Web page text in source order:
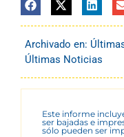
Archivado en:
Últimas Noticias
Este informe
ser bajadas e
sólo pueden ser